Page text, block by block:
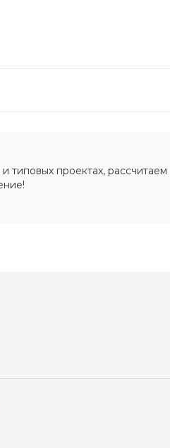
типовых проектах, рассчитаем